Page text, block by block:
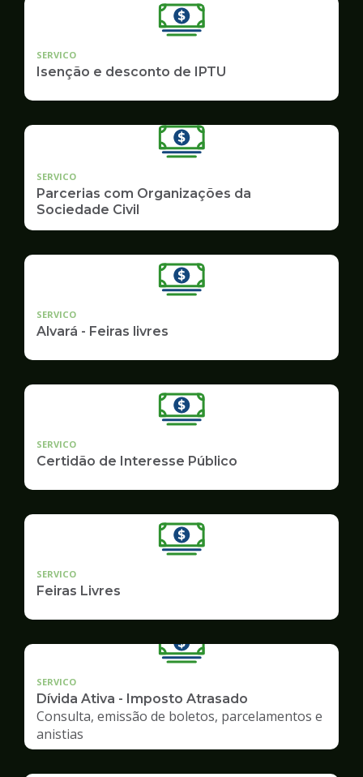
SERVICO
Isenção e desconto de IPTU
SERVICO
Parcerias com Organizações da
Sociedade Civil
SERVICO
Alvará - Feiras livres
SERVICO
Certidão de Interesse Público
SERVICO
Feiras Livres
SERVICO
Dívida Ativa - Imposto Atrasado
Consulta, emissão de boletos, parcelamentos e
anistias